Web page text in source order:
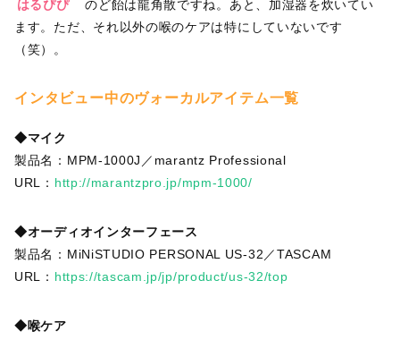
はるぴぴ
のど飴は龍角散ですね。あと、加湿器を炊いてい
ます。ただ、それ以外の喉のケアは特にしていないです
（笑）。
インタビュー中のヴォーカルアイテム一覧
◆マイク
製品名：MPM-1000J／marantz Professional
URL： http://marantzpro.jp/mpm-1000/
◆オーディオインターフェース
製品名：MiNiSTUDIO PERSONAL US-32／TASCAM
URL： https://tascam.jp/jp/product/us-32/top
◆喉ケア